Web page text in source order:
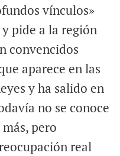
vínculos»
y pide a la región
convencidos
aparece en las
y ha salido en
no se conoce
pero
real